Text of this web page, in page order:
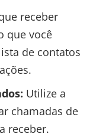
receber
que você
de contatos
Utilize a
chamadas de
receber.